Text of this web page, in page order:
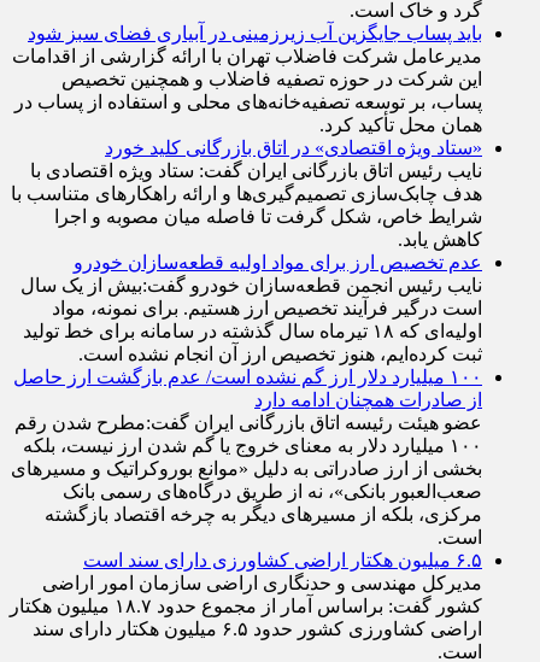
پدیده غالب در شمال‌شرق و شرق کشور وزش باد شدید و
گرد و خاک است.
باید پساب جایگزین آب‌ زیرزمینی در آبیاری فضای سبز شود
مدیرعامل شرکت فاضلاب تهران با ارائه گزارشی از اقدامات
این شرکت در حوزه تصفیه فاضلاب و همچنین تخصیص
پساب، بر توسعه تصفیه‌خانه‌های محلی و استفاده از پساب در
همان محل تأکید کرد.
«ستاد ویژه اقتصادی» در اتاق بازرگانی کلید خورد
نایب رئیس اتاق بازرگانی ایران گفت: ستاد ویژه اقتصادی با
هدف چابک‌سازی تصمیم‌گیری‌ها و ارائه راهکار‌های متناسب با
شرایط خاص، شکل گرفت تا فاصله میان مصوبه و اجرا
کاهش یابد.
عدم تخصیص ارز برای مواد اولیه قطعه‌سازان خودرو
نایب رئیس انجمن قطعه‌سازان خودرو گفت:بیش از یک سال
است درگیر فرآیند تخصیص ارز هستیم. برای نمونه، مواد
اولیه‌ای که ۱۸ تیرماه سال گذشته در سامانه برای خط تولید
ثبت کرده‌ایم، هنوز تخصیص ارز آن انجام نشده است.
۱۰۰ میلیارد دلار ارز گم نشده است/ عدم بازگشت ارز حاصل
از صادرات همچنان ادامه دارد
عضو هیئت رئیسه اتاق بازرگانی ایران گفت:مطرح شدن رقم
۱۰۰ میلیارد دلار به معنای خروج یا گم شدن ارز نیست، بلکه
بخشی از ارز صادراتی به دلیل «موانع بوروکراتیک و مسیر‌های
صعب‌العبور بانکی»، نه از طریق درگاه‌های رسمی بانک
مرکزی، بلکه از مسیر‌های دیگر به چرخه اقتصاد بازگشته
است.
۶.۵ میلیون هکتار اراضی کشاورزی دارای سند است
مدیرکل مهندسی و حدنگاری اراضی سازمان امور اراضی
کشور گفت: براساس آمار از مجموع حدود ۱۸.۷ میلیون هکتار